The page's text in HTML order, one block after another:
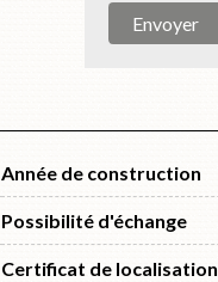
Envoyer
Année de construction
Possibilité d'échange
Certificat de localisation